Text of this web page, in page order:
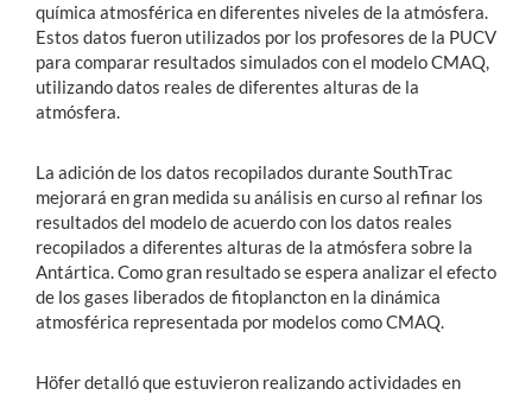
química atmosférica en diferentes niveles de la atmósfera.
Estos datos fueron utilizados por los profesores de la PUCV
para comparar resultados simulados con el modelo CMAQ,
utilizando datos reales de diferentes alturas de la
atmósfera.
La adición de los datos recopilados durante SouthTrac
mejorará en gran medida su análisis en curso al refinar los
resultados del modelo de acuerdo con los datos reales
recopilados a diferentes alturas de la atmósfera sobre la
Antártica. Como gran resultado se espera analizar el efecto
de los gases liberados de fitoplancton en la dinámica
atmosférica representada por modelos como CMAQ.
Höfer detalló que estuvieron realizando actividades en